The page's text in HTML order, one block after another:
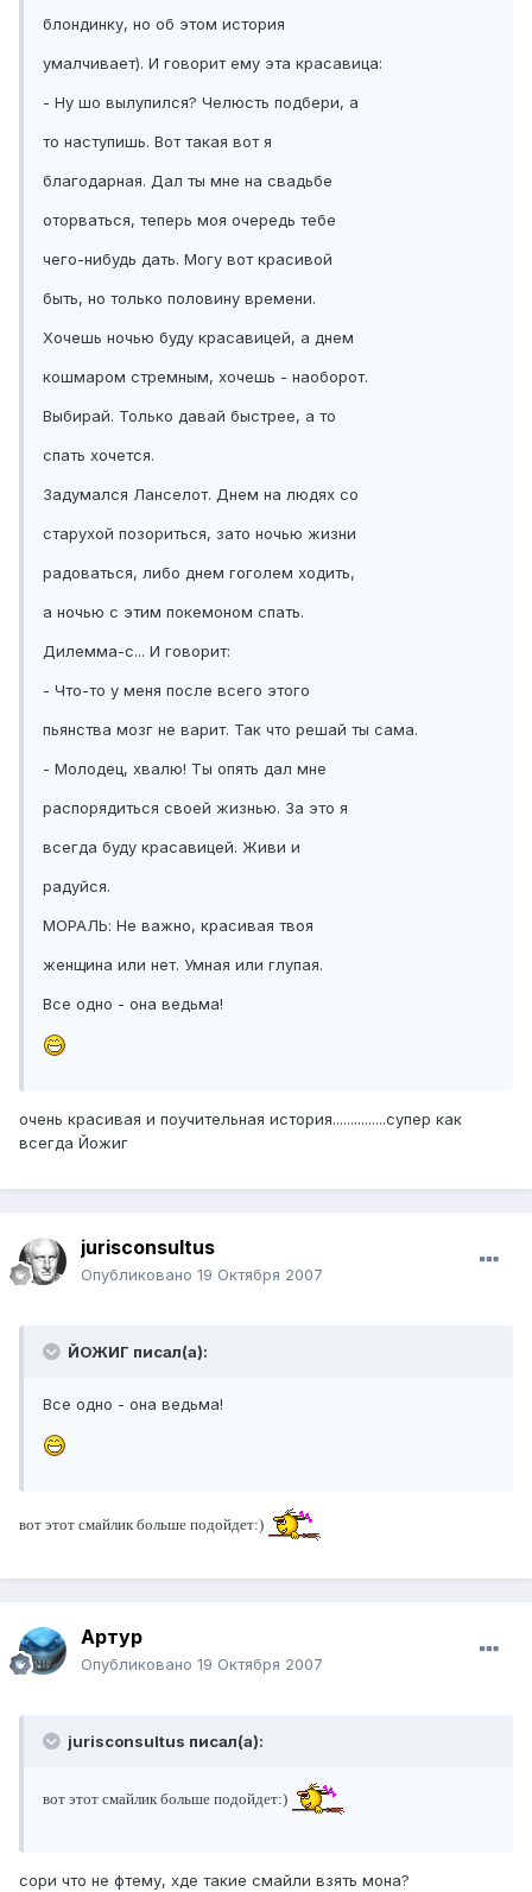
блондинку, но об этом история
умалчивает). И говорит ему эта красавица:
- Ну шо вылупился? Челюсть подбери, а
то наступишь. Вот такая вот я
благодарная. Дал ты мне на свадьбе
оторваться, теперь моя очередь тебе
чего-нибудь дать. Могу вот красивой
быть, но только половину времени.
Хочешь ночью буду красавицей, а днем
кошмаром стремным, хочешь - наоборот.
Выбирай. Только давай быстрее, а то
спать хочется.
Задумался Ланселот. Днем на людях со
старухой позориться, зато ночью жизни
радоваться, либо днем гоголем ходить,
а ночью с этим покемоном спать.
Дилемма-с... И говорит:
- Что-то у меня после всего этого
пьянства мозг не варит. Так что решай ты сама.
- Молодец, хвалю! Ты опять дал мне
распорядиться своей жизнью. За это я
всегда буду красавицей. Живи и
радуйся.
МОРАЛЬ: Не важно, красивая твоя
женщина или нет. Умная или глупая.
Все одно - она ведьма!
очень красивая и поучительная история...............супер как
всегда Йожиг
jurisconsultus
Опубликовано 19 Октября 2007
ЙОЖИГ писал(а):
Все одно - она ведьма!
вот этот смайлик больше подойдет:)
Артур
Опубликовано 19 Октября 2007
jurisconsultus писал(а):
вот этот смайлик больше подойдет:)
сори что не фтему, хде такие смайли взять мона?